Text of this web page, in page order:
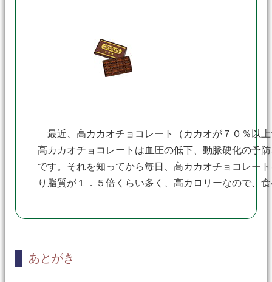
最近、高カカオチョコレート（カカオが７０％以
高カカオチョコレートは血圧の低下、動脈硬化の予
です。それを知ってから毎日、高カカオチョコレー
り脂質が１．５倍くらい多く、高カロリーなので、
あとがき